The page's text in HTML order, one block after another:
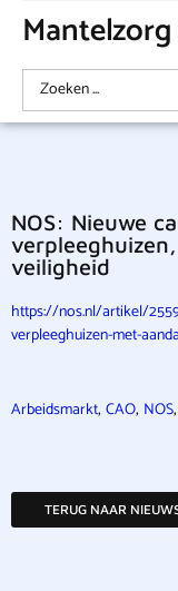
NOS: Nieuwe
veiligheid
https://nos.nl/artikel/
verpleeghuizen-met-
Arbeidsmarkt, CAO, NOS,
TERUG NAAR